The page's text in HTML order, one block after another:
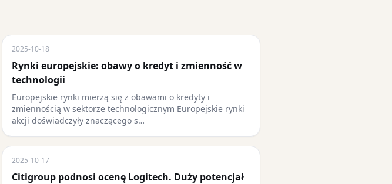
2025-10-18
Rynki europejskie: obawy o kredyt i zmienność w
technologii
Europejskie rynki mierzą się z obawami o kredyty i
zmiennością w sektorze technologicznym Europejskie rynki
akcji doświadczyły znaczącego s…
2025-10-17
Citigroup podnosi ocenę Logitech. Duży potencjał